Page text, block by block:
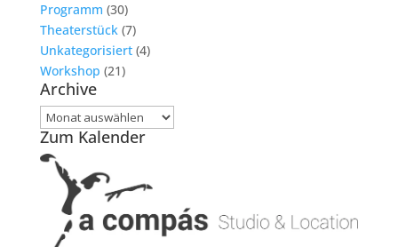
Programm (30)
Theaterstück(7)
Unkategorisiert(4)
Workshop (21)
Archive
Archive
Zum Kalender